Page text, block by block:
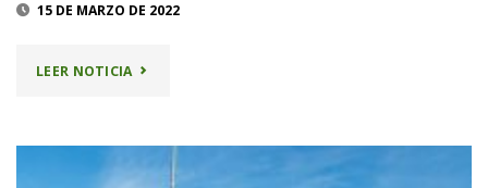
15 DE MARZO DE 2022
LEER NOTICIA"SALIDA